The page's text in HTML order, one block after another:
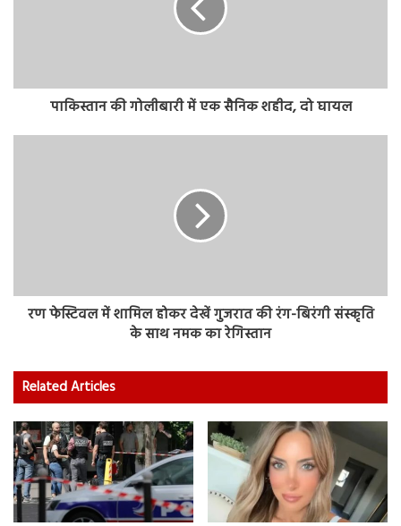
पाकिस्तान की गोलीबारी में एक सैनिक शहीद, दो घायल
रण फेस्टिवल में शामिल होकर देखें गुजरात की रंग-बिरंगी संस्कृति
के साथ नमक का रेगिस्तान
Related Articles